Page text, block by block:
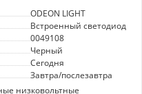
ODEON LIGHT
Встроенный светодиод
0049108
Черный
Сегодня
Завтра/послезавтра
низковольтные